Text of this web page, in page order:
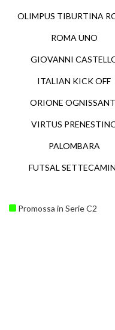
OLIMPUS TIBURTINA
ROMA UNO
GIOVANNI
ITALIAN KICK OFF
ORIONE
VIRTUS
PALOMBARA
FUTSAL
Promossa in Serie C2